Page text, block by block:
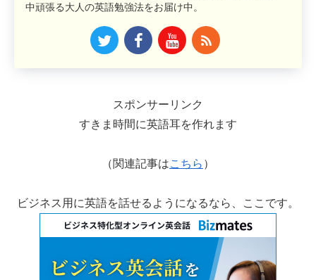
中頑張る大人の英語勉強法をお届け中。
スポンサーリンク
すきま時間に英語耳を作れます
（関連記事はこちら ）
ビジネス用に英語を話せるようになるなら、ここです。